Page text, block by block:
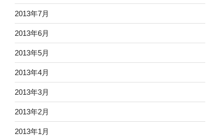
2013年7月
2013年6月
2013年5月
2013年4月
2013年3月
2013年2月
2013年1月